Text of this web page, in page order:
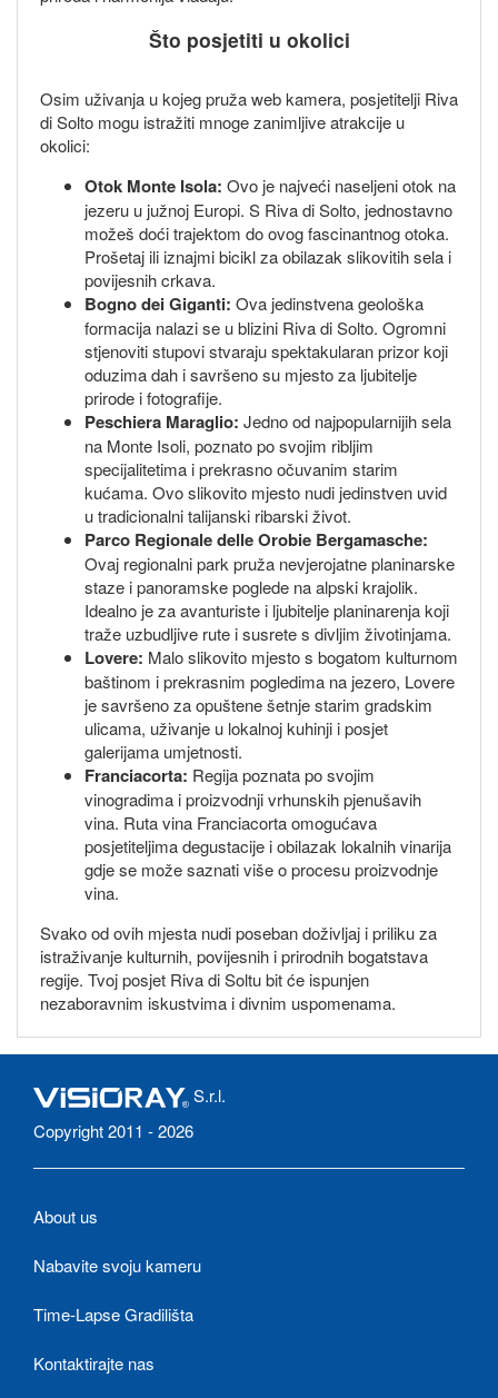
Što posjetiti u okolici
Osim uživanja u kojeg pruža web kamera, posjetitelji Riva
di Solto mogu istražiti mnoge zanimljive atrakcije u
okolici:
Otok Monte Isola: Ovo je najveći naseljeni otok na
jezeru u južnoj Europi. S Riva di Solto, jednostavno
možeš doći trajektom do ovog fascinantnog otoka.
Prošetaj ili iznajmi bicikl za obilazak slikovitih sela i
povijesnih crkava.
Bogno dei Giganti: Ova jedinstvena geološka
formacija nalazi se u blizini Riva di Solto. Ogromni
stjenoviti stupovi stvaraju spektakularan prizor koji
oduzima dah i savršeno su mjesto za ljubitelje
prirode i fotografije.
Peschiera Maraglio: Jedno od najpopularnijih sela
na Monte Isoli, poznato po svojim ribljim
specijalitetima i prekrasno očuvanim starim
kućama. Ovo slikovito mjesto nudi jedinstven uvid
u tradicionalni talijanski ribarski život.
Parco Regionale delle Orobie Bergamasche:
Ovaj regionalni park pruža nevjerojatne planinarske
staze i panoramske poglede na alpski krajolik.
Idealno je za avanturiste i ljubitelje planinarenja koji
traže uzbudljive rute i susrete s divljim životinjama.
Lovere: Malo slikovito mjesto s bogatom kulturnom
baštinom i prekrasnim pogledima na jezero, Lovere
je savršeno za opuštene šetnje starim gradskim
ulicama, uživanje u lokalnoj kuhinji i posjet
galerijama umjetnosti.
Franciacorta: Regija poznata po svojim
vinogradima i proizvodnji vrhunskih pjenušavih
vina. Ruta vina Franciacorta omogućava
posjetiteljima degustacije i obilazak lokalnih vinarija
gdje se može saznati više o procesu proizvodnje
vina.
Svako od ovih mjesta nudi poseban doživljaj i priliku za
istraživanje kulturnih, povijesnih i prirodnih bogatstava
regije. Tvoj posjet Riva di Soltu bit će ispunjen
nezaboravnim iskustvima i divnim uspomenama.
S.r.l.
Copyright 2011 - 2026
About us
Nabavite svoju kameru
Time-Lapse Gradilišta
Kontaktirajte nas